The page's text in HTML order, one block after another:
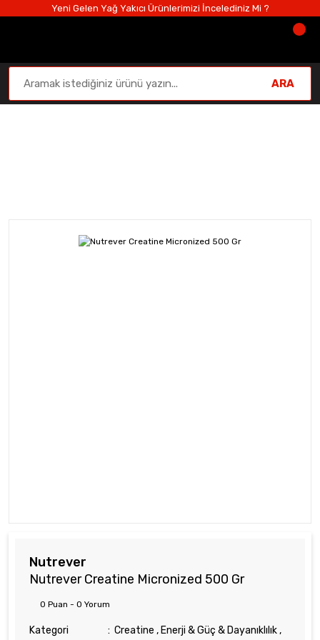
Yeni Gelen Yağ Yakıcı Ürünlerimizi İncelediniz Mi ?
ARA
Nutrever
Nutrever Creatine Micronized 500 Gr
0 Puan - 0 Yorum
Kategori Creatine , Enerji & Güç & Dayanıklılık,